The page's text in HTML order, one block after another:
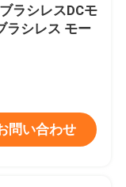
ラシレスDCモ
ラシレス モー
問い合わせ